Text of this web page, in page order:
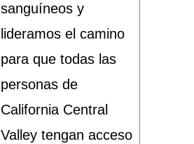
sanguíneos y
lideramos el camino
para que todas las
personas de
California Central
Valley tengan acceso